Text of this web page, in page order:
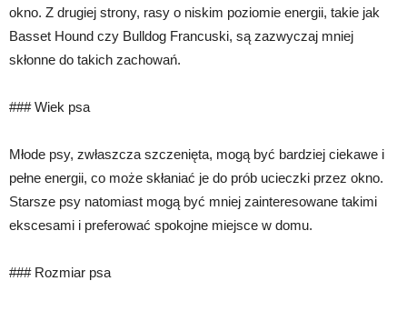
okno. Z drugiej strony, rasy o niskim poziomie energii, takie jak
Basset Hound czy Bulldog Francuski, są zazwyczaj mniej
skłonne do takich zachowań.
### Wiek psa
Młode psy, zwłaszcza szczenięta, mogą być bardziej ciekawe i
pełne energii, co może skłaniać je do prób ucieczki przez okno.
Starsze psy natomiast mogą być mniej zainteresowane takimi
ekscesami i preferować spokojne miejsce w domu.
### Rozmiar psa